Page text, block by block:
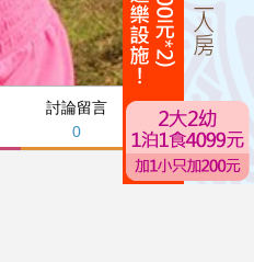
討論留言
0